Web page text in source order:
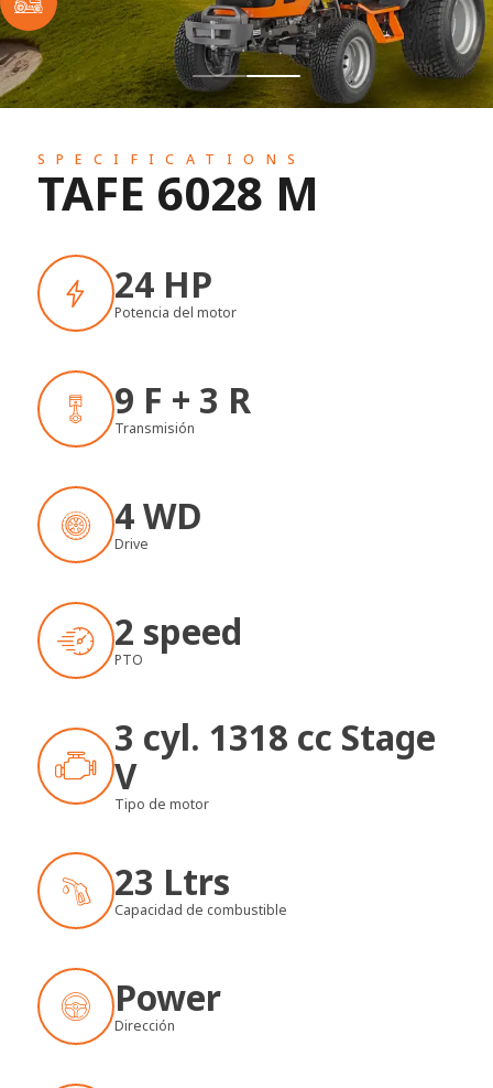
SPECIFICATIONS
TAFE 6028 M
24 HP
Potencia del motor
9 F + 3 R
Transmisión
4 WD
Drive
2 speed
PTO
3 cyl. 1318 cc Stage
V
Tipo de motor
23 Ltrs
Capacidad de combustible
Power
Dirección